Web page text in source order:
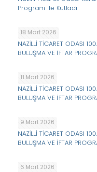
Program İle Kutladı
18 Mart 2026
NAZİLLİ TİCARET ODASI
BULUŞMA VE İFTAR
11 Mart 2026
NAZİLLİ TİCARET ODASI
BULUŞMA VE İFTAR
9 Mart 2026
NAZİLLİ TİCARET ODASI
BULUŞMA VE İFTAR
6 Mart 2026